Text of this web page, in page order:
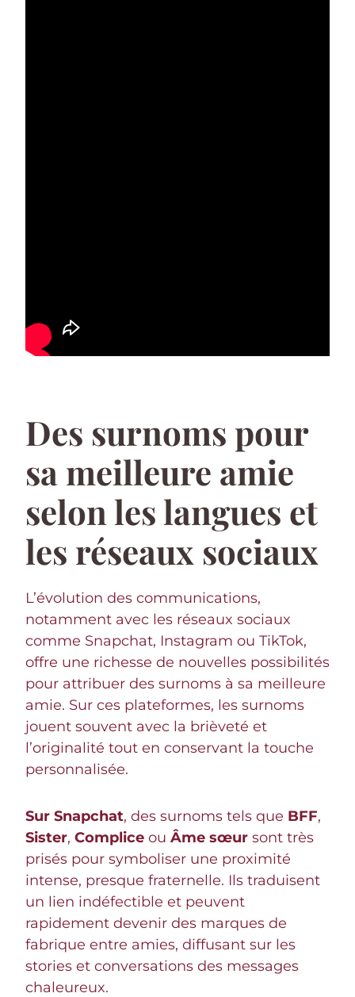
Des surnoms pour
sa meilleure amie
selon les langues et
les réseaux sociaux
L’évolution des communications,
notamment avec les réseaux sociaux
comme Snapchat, Instagram ou TikTok,
offre une richesse de nouvelles possibilités
pour attribuer des surnoms à sa meilleure
amie. Sur ces plateformes, les surnoms
jouent souvent avec la brièveté et
l’originalité tout en conservant la touche
personnalisée.
Sur Snapchat, des surnoms tels que BFF,
Sister, Complice ou Âme sœur sont très
prisés pour symboliser une proximité
intense, presque fraternelle. Ils traduisent
un lien indéfectible et peuvent
rapidement devenir des marques de
fabrique entre amies, diffusant sur les
stories et conversations des messages
chaleureux.